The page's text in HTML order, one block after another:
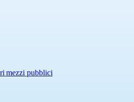
mezzi pubblici